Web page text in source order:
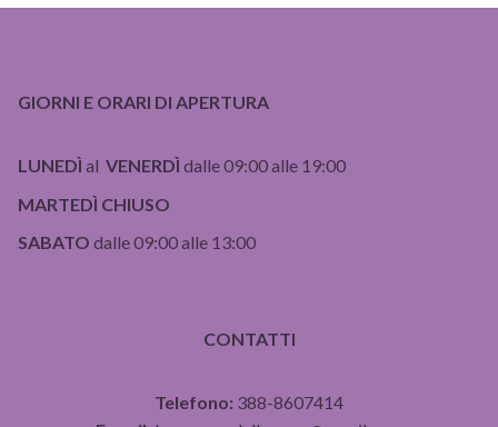
GIORNI E ORARI DI APERTURA
LUNEDÌ al VENERDÌ dalle 09:00 alle 19:00
MARTEDÌ CHIUSO
SABATO dalle 09:00 alle 13:00
CONTATTI
Telefono: 388-8607414